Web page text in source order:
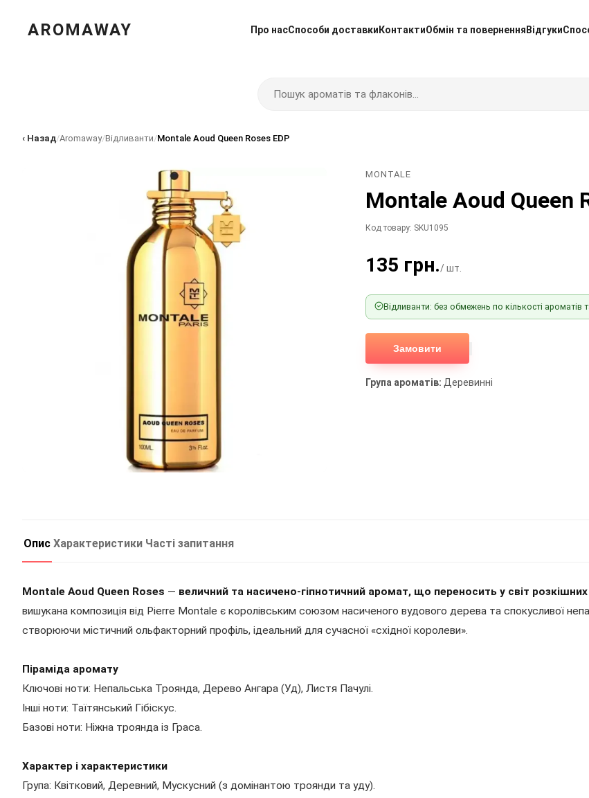
AROMAWAY Про насСпособи доставки КонтактиОбмін та повернення Відгуки
‹ Назад/Aromaway/Відливанти/Montale Aoud Queen Roses EDP
MONTALE
Montale Aoud Queen
Код товару: SKU1095
135 грн./ шт.
Відливанти: без обмежень по кількості ароматів
Замовити
Група ароматів: Деревинні
Опис Характеристики Часті запитання
Montale Aoud Queen Roses — величний та насичено-гіпнотичний аромат, що переносить у світ
вишукана композиція від Pierre Montale є королівським союзом насиченого вудового дерева та спокусливої
створюючи містичний ольфакторний профіль, ідеальний для сучасної «східної королеви».
Піраміда аромату
Ключові ноти: Непальська Троянда, Дерево Ангара (Уд), Листя Пачулі.
Інші ноти: Таїтянський Гібіскус.
Базові ноти: Ніжна троянда із Граса.
Характер і характеристики
Група: Квітковий, Деревний, Мускусний (з домінантою троянди та уду).